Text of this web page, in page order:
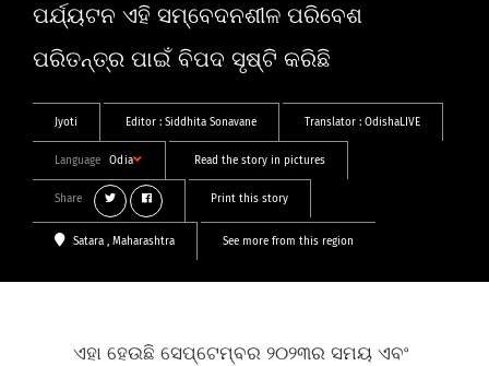
ପର୍ଯ୍ୟଟନ ଏହି ସମ୍ବେଦନଶୀଳ ପରିବେଶ
ପରିତନ୍ତ୍ର ପାଇଁ ବିପଦ ସୃଷ୍ଟି କରିଛି
Jyoti Editor : Siddhita Sonavane Translator : OdishaLIVE
Language Odia Read the story in pictures
Share Print this story
Satara , Maharashtra See more from this region
ଏହା ହେଉଛି ସେପ୍ଟେମ୍ବର ୨୦୨୩ର ସମୟ ଏବଂ